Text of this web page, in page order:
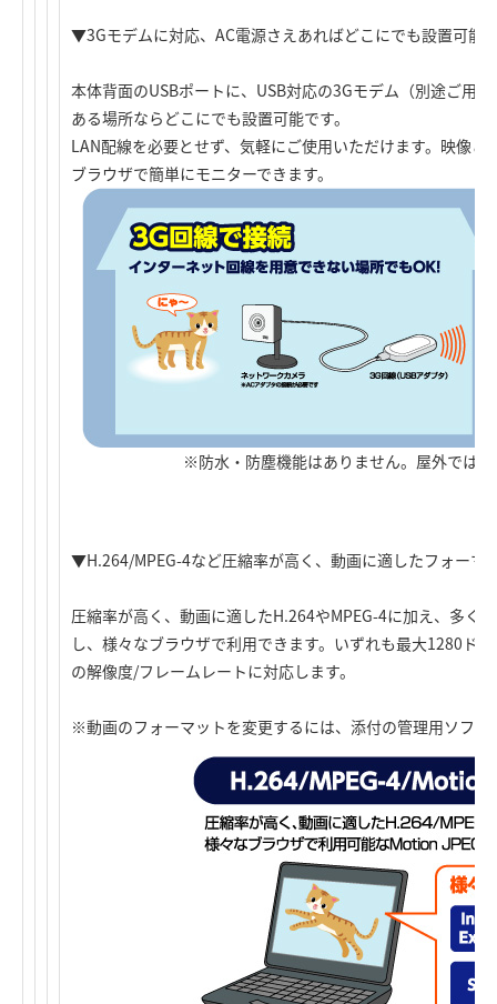
▼3Gモデムに対応、AC電源さえあればどこにでも設置可能
本体背面のUSBポートに、USB対応の3Gモデム（別途ご用
ある場所ならどこにでも設置可能です。
LAN配線を必要とせず、気軽にご使用いただけます。映像
ブラウザで簡単にモニターできます。
※防水・防塵機能はありません。屋外では
▼H.264/MPEG-4など圧縮率が高く、動画に適したフォーマ
圧縮率が高く、動画に適したH.264やMPEG-4に加え、多く
し、様々なブラウザで利用できます。いずれも最大1280ド
の解像度/フレームレートに対応します。
※動画のフォーマットを変更するには、添付の管理用ソフ